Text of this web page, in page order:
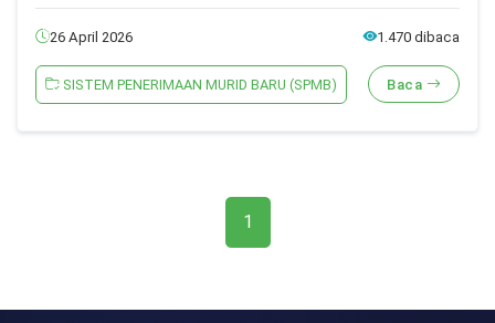
26 April 2026 1.470 dibaca
SISTEM PENERIMAAN MURID BARU (SPMB) Baca
1